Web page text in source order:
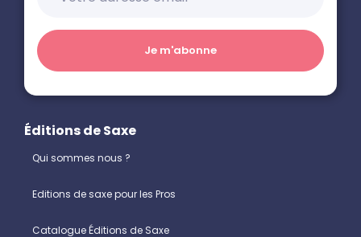
Éditions de Saxe
Qui sommes nous ?
Editions de saxe pour les Pros
Catalogue Éditions de Saxe